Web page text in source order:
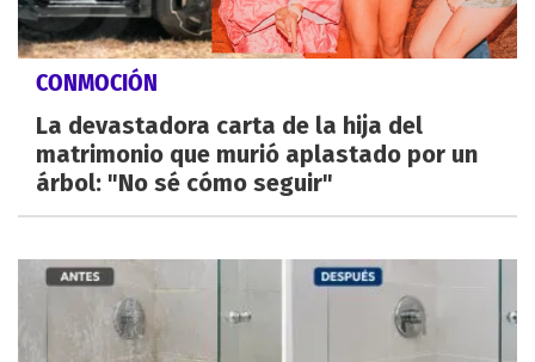
CONMOCIÓN
La devastadora carta de la hija del
matrimonio que murió aplastado por un
árbol: "No sé cómo seguir"